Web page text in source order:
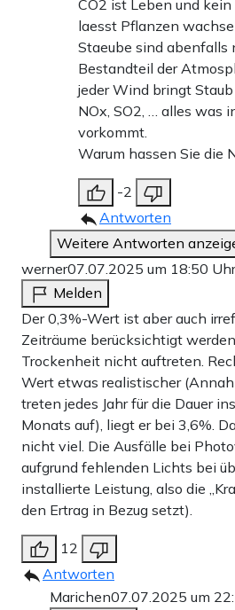
CO2 ist Leben und
laesst Pflanzen
Staeube sind abenfalls
Bestandteil der
jeder Wind bringt
NOx, SO2, … alles was
vorkommt.
Warum hassen Sie die
-2
Antworten
Weitere Antworten
werner07.07.2025 um 18:50
Melden
Der 0,3%-Wert ist aber auch
Zeiträume berücksichtigt
Trockenheit nicht auftreten.
Wert etwas realistischer
treten jedes Jahr für die Dauer
Monats auf), liegt er bei 3,6%.
nicht viel. Die Ausfälle bei
aufgrund fehlenden Lichts bei
installierte Leistung, also die
den Ertrag in Bezug setzt).
12
Antworten
Marichen07.07.2025 um